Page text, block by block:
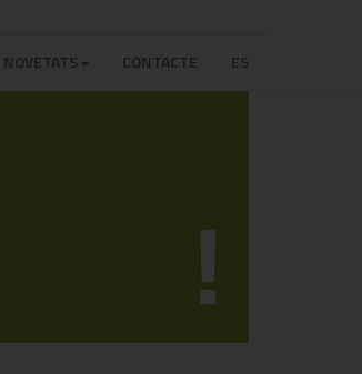
NOVETATS CONTACTE ES
!